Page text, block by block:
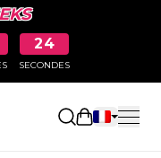
24
SECONDES
Ouvrir le